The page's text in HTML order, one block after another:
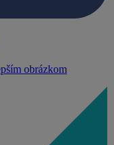
obrázkom